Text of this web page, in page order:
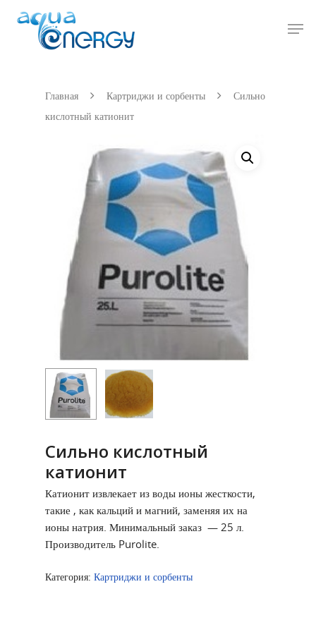
Hit enter to search or ESC to close
Главная Картриджи и сорбенты
Сильно
кислотный катионит
Сильно кислотный
катионит
Катионит извлекает из воды ионы жесткости,
такие , как кальций и магний, заменяя их на
ионы натрия. Минимальный заказ — 25 л.
Производитель Purolite.
Категория: Картриджи и сорбенты